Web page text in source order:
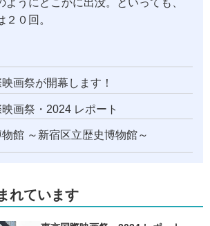
ようにどこかに出没。といっても、
０回。
画祭が開幕します！
画祭・2024 レポート
館 ～新宿区立歴史博物館～
れています